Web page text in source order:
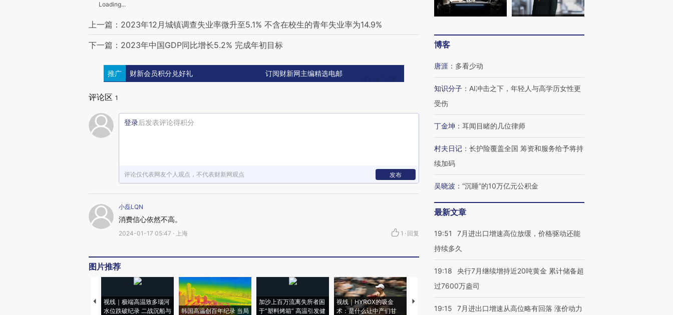
Loading...
上一篇：2023年12月城镇调查失业率微升至5.1% 不含在校生的青年失业率为14.9%
下一篇：2023年中国GDP同比增长5.2% 完成年初目标
推广 财新会员积分兑好礼 订阅财新网主编精选电邮
评论区 1
登录后发表评论得积分
评论仅代表网友个人观点，不代表财新网观点 发布
小磊LQN
消费信心依然不高。
2024-01-17 05:47 · 上海 1 · 回复
图片推荐
视线｜极端高温致多瑙河
水位跌破纪录 二战沉船与
韩国高温创百年纪录 当局
加沙上百万流离失所者困
于“塑料烤箱” 高温引发健
视线｜HYROX的吸金
术：是什么让中产们甘
马航飞行员跨国走私7万
粒摇头丸 尿检体内含3种
度Z世代 用街头抗争将教
机”？难民潮撕裂西班牙
博客
唐涯 ： 多看少动
知识分子 ： AI冲击之下，年轻人与高学历女性更
受伤
丁金坤 ： 耳闻目睹的几位律师
村夫日记 ： 长护险覆盖全国 筹资和服务给予将持
续加码
吴晓波 ： “沉睡”的10万亿元公积金
最新文章
19:51
7月进出口增速高位放缓，价格驱动还能
持续多久
19:18
央行7月继续增持近20吨黄金 累计储备超
过7600万盎司
19:15
7月进出口增速从高位略有回落 涨价动力